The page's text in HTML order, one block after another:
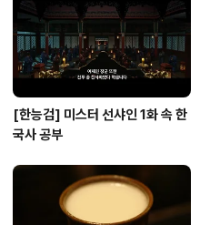
[한능검] 미스터 선샤인 1화 속 한
국사 공부